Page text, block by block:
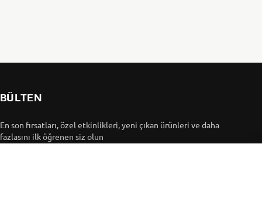
BÜLTEN
En son fırsatları, özel etkinlikleri, yeni çıkan ürünleri ve daha
fazlasını ilk öğrenen siz olun